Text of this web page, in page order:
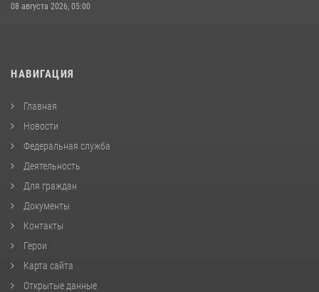
08 августа 2026, 05:00
НАВИГАЦИЯ
Главная
Новости
Федеральная служба
Деятельность
Для граждан
Документы
Контакты
Герои
Карта сайта
Открытые данные